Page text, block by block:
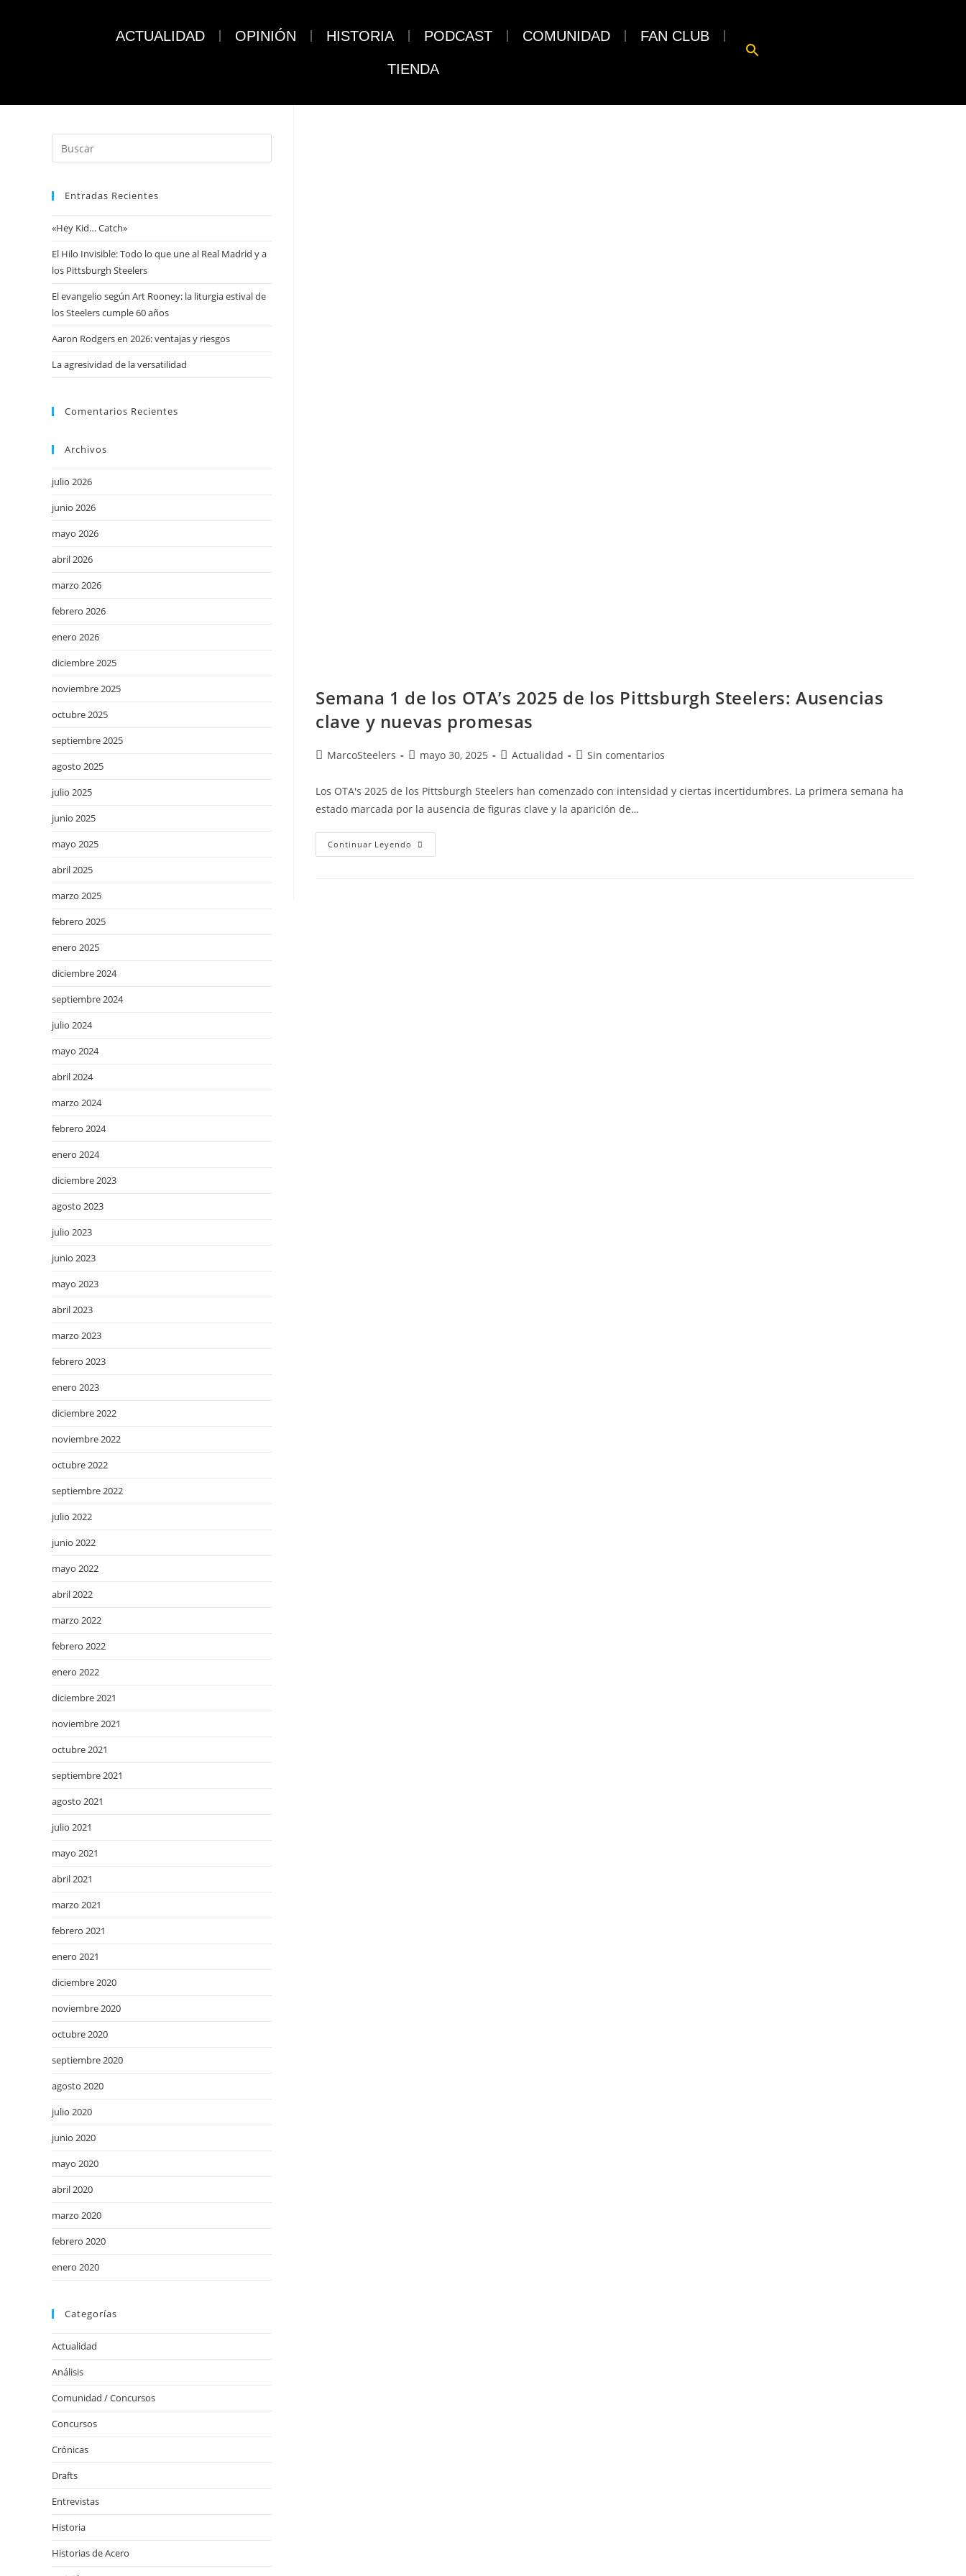
ACTUALIDAD OPINIÓN HISTORIA PODCAST COMUNIDAD FAN CLUB
TIENDA
Semana 1 de los OTA’s 2025 de los Pittsburgh Steelers: Ausencias
clave y nuevas promesas
MarcoSteelers mayo 30, 2025 Actualidad Sin comentarios
Los OTA's 2025 de los Pittsburgh Steelers han comenzado con intensidad y ciertas incertidumbres. La primera semana ha
estado marcada por la ausencia de figuras clave y la aparición de…
Continuar Leyendo
Entradas Recientes
«Hey Kid… Catch»
El Hilo Invisible: Todo lo que une al Real Madrid y a
los Pittsburgh Steelers
El evangelio según Art Rooney: la liturgia estival de
los Steelers cumple 60 años
Aaron Rodgers en 2026: ventajas y riesgos
La agresividad de la versatilidad
Comentarios Recientes
Archivos
julio 2026
junio 2026
mayo 2026
abril 2026
marzo 2026
febrero 2026
enero 2026
diciembre 2025
noviembre 2025
octubre 2025
septiembre 2025
agosto 2025
julio 2025
junio 2025
mayo 2025
abril 2025
marzo 2025
febrero 2025
enero 2025
diciembre 2024
septiembre 2024
julio 2024
mayo 2024
abril 2024
marzo 2024
febrero 2024
enero 2024
diciembre 2023
agosto 2023
julio 2023
junio 2023
mayo 2023
abril 2023
marzo 2023
febrero 2023
enero 2023
diciembre 2022
noviembre 2022
octubre 2022
septiembre 2022
julio 2022
junio 2022
mayo 2022
abril 2022
marzo 2022
febrero 2022
enero 2022
diciembre 2021
noviembre 2021
octubre 2021
septiembre 2021
agosto 2021
julio 2021
mayo 2021
abril 2021
marzo 2021
febrero 2021
enero 2021
diciembre 2020
noviembre 2020
octubre 2020
septiembre 2020
agosto 2020
julio 2020
junio 2020
mayo 2020
abril 2020
marzo 2020
febrero 2020
enero 2020
Categorías
Actualidad
Análisis
Comunidad / Concursos
Concursos
Crónicas
Drafts
Entrevistas
Historia
Historias de Acero